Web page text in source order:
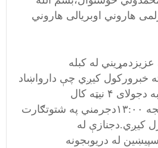
هاروني اوبریالی هاروني
له کبله
خبرورکول کیږي چې دارواښاد
جنازه راتلونکي دوشنبه دجولای ۴ نیټه کال
۲۰۱۶دغرمې په یوه بجه ۱۳:۰۰دجرمني په شتوتګارت
کیږي.دجنازې له
له دریوبجونه